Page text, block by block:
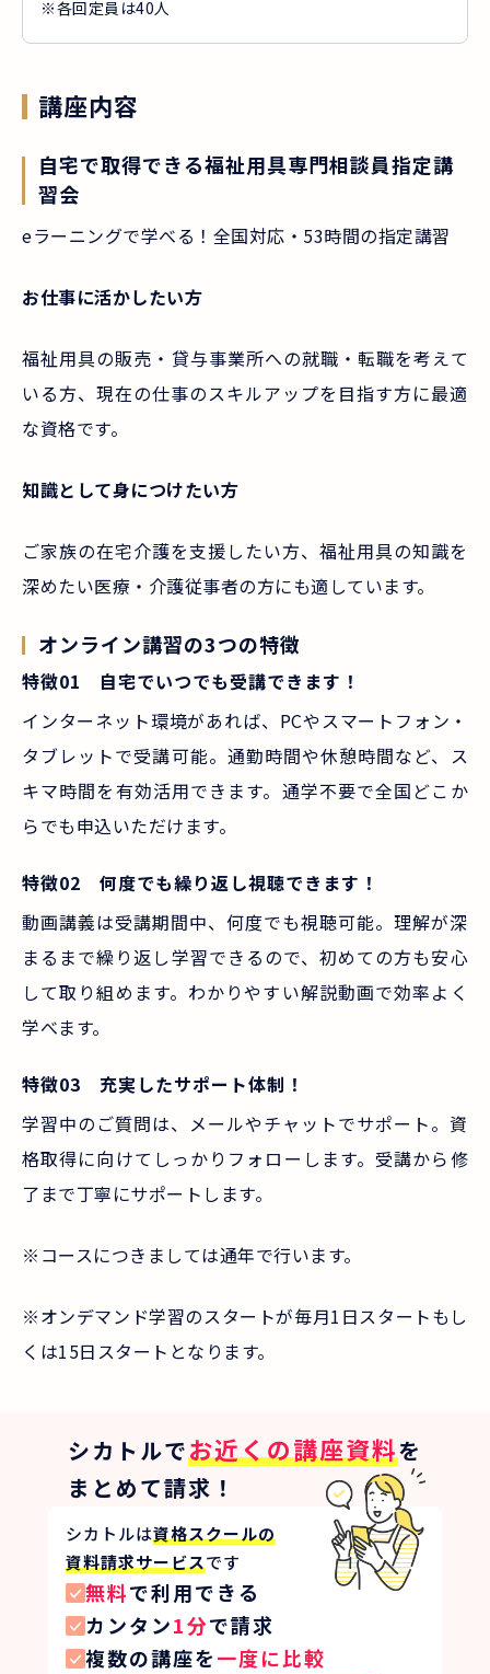
※各回定員は40人
講座内容
自宅で取得できる福祉用具専門相談員指定講
習会
eラーニングで学べる！全国対応・53時間の指定講習
お仕事に活かしたい方
福祉用具の販売・貸与事業所への就職・転職を考えて
いる方、現在の仕事のスキルアップを目指す方に最適
な資格です。
知識として身につけたい方
ご家族の在宅介護を支援したい方、福祉用具の知識を
深めたい医療・介護従事者の方にも適しています。
オンライン講習の3つの特徴
特徴01 自宅でいつでも受講できます！
インターネット環境があれば、PCやスマートフォン・
タブレットで受講可能。通勤時間や休憩時間など、ス
キマ時間を有効活用できます。通学不要で全国どこか
らでも申込いただけます。
特徴02 何度でも繰り返し視聴できます！
動画講義は受講期間中、何度でも視聴可能。理解が深
まるまで繰り返し学習できるので、初めての方も安心
して取り組めます。わかりやすい解説動画で効率よく
学べます。
特徴03 充実したサポート体制！
学習中のご質問は、メールやチャットでサポート。資
格取得に向けてしっかりフォローします。受講から修
了まで丁寧にサポートします。
※コースにつきましては通年で行います。
※オンデマンド学習のスタートが毎月1日スタートもし
くは15日スタートとなります。
シカトルでお近くの講座資料を
まとめて請求！
シカトルは資格スクールの
資料請求サービスです
無料で利用できる
カンタン1分で請求
複数の講座を一度に比較